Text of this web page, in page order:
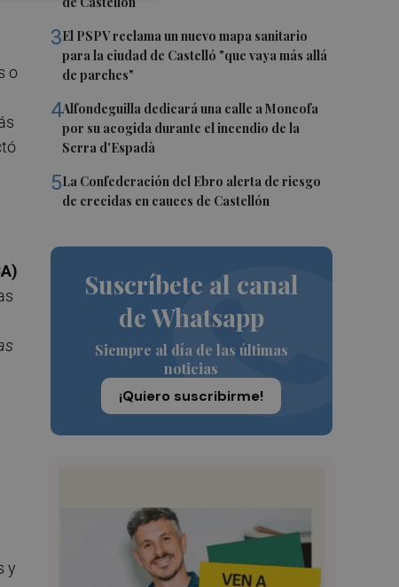
3El PSPV reclama un nuevo mapa sanitario
para la ciudad de Castelló "que vaya más allá
de parches"
4Alfondeguilla dedicará una calle a Moncofa
por su acogida durante el incendio de la
Serra d'Espadà
5La Confederación del Ebro alerta de riesgo
de crecidas en cauces de Castellón
Suscríbete al canal
de Whatsapp
Siempre al día de las últimas
noticias
¡Quiero suscribirme!
o
y